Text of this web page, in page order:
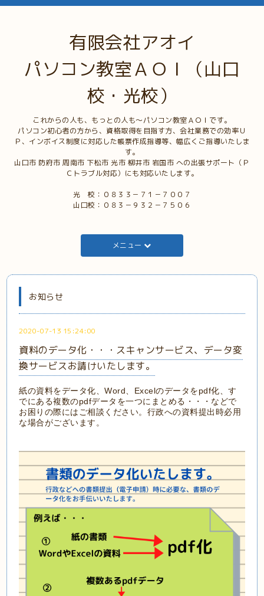
有限会社アオイ
パソコン教室ＡＯＩ（山口
校・光校）
これからの人も、もっとの人も～パソコン教室ＡＯＩです。
パソコン初心者の方から、資格取得を目指す方、会社業務での効率Ｕ
Ｐ、インボイス制度に対応した帳票作成指導等、幅広くご指導いたしま
す。
山口市 防府市 周南市 下松市 光市 柳井市 岩国市 への出張サポート（Ｐ
Ｃトラブル対応）にも対応いたします。
光 校：０８３３－７１－７００７
山口校：０８３－９３２－７５０６
メニュー
お知らせ
2020-07-13 15:24:00
資料のデータ化・・・スキャンサービス、データ変
換サービスお請けいたします。
紙の資料をデータ化、Word、Excelのデータをpdf化、す
でにある複数のpdfデータを一つにまとめる・・・などで
お困りの際にはご相談ください。行政への資料提出時必用
な場合がございます。